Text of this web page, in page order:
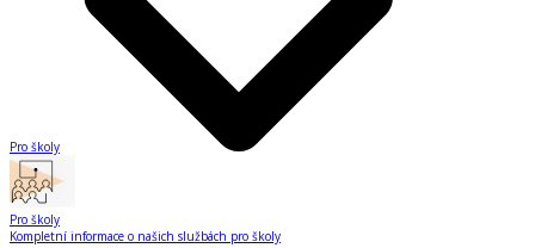
Pro školy
Pro školy
Kompletní informace o našich službách pro školy